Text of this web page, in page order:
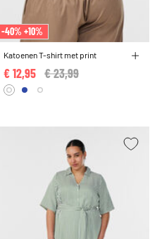
-40% +10%
Katoenen T-shirt met print
Price reduced from
€ 23,99
€ 12,95